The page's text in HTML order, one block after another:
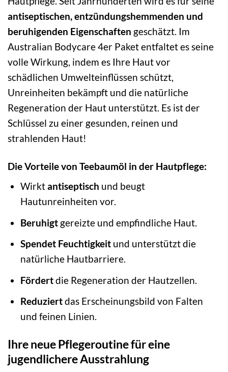
antiseptischen, entzündungshemmenden und
beruhigenden Eigenschaften geschätzt. Im
Australian Bodycare 4er Paket entfaltet es seine
volle Wirkung, indem es Ihre Haut vor
schädlichen Umwelteinflüssen schützt,
Unreinheiten bekämpft und die natürliche
Regeneration der Haut unterstützt. Es ist der
Schlüssel zu einer gesunden, reinen und
strahlenden Haut!
Die Vorteile von Teebaumöl in der Hautpflege:
Wirktantiseptisch und beugt
Hautunreinheiten vor.
Beruhigtgereizte und empfindliche Haut.
Spendet Feuchtigkeitund unterstützt die
natürliche Hautbarriere.
Fördertdie Regeneration der Hautzellen.
Reduziertdas Erscheinungsbild von Falten
und feinen Linien.
Ihre neue Pflegeroutine für eine
jugendlichere Ausstrahlung